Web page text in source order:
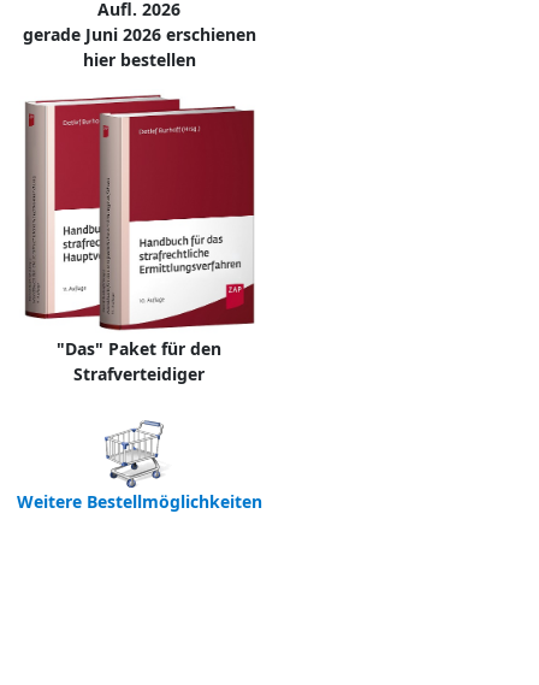
Aufl. 2026
gerade Juni 2026 erschienen
hier bestellen
"Das" Paket für den
Strafverteidiger
Weitere Bestellmöglichkeiten